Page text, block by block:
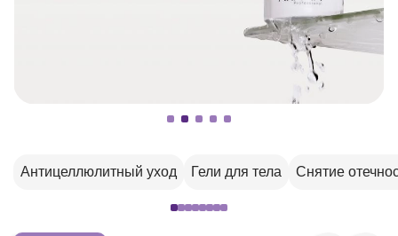
Антицеллюлитный уход Гели для тела Снятие